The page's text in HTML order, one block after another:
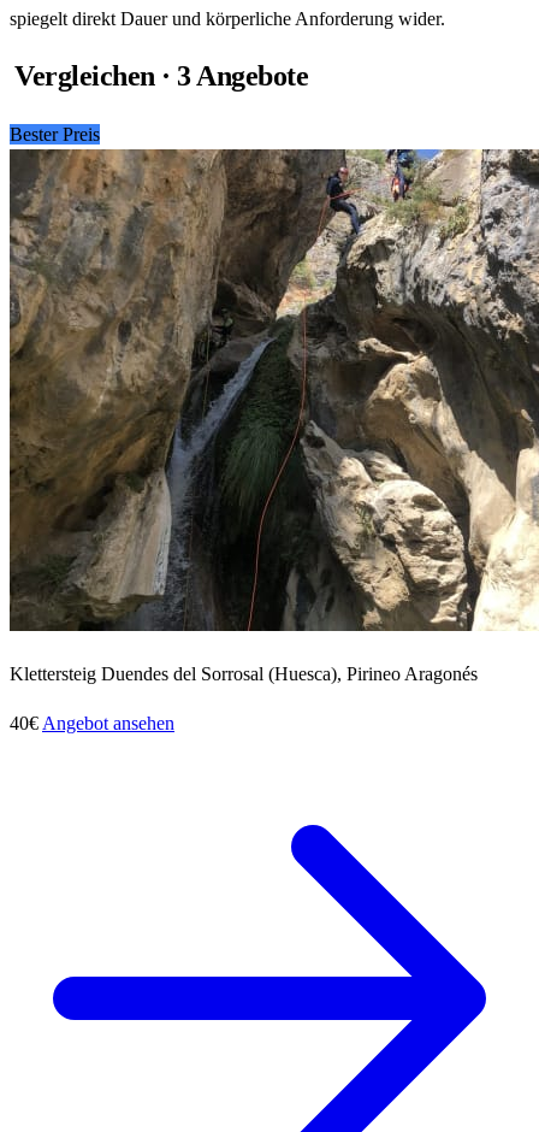
spiegelt direkt Dauer und körperliche Anforderung wider.
Vergleichen · 3 Angebote
Bester Preis
Klettersteig Duendes del Sorrosal (Huesca), Pirineo Aragonés
40€ Angebot ansehen